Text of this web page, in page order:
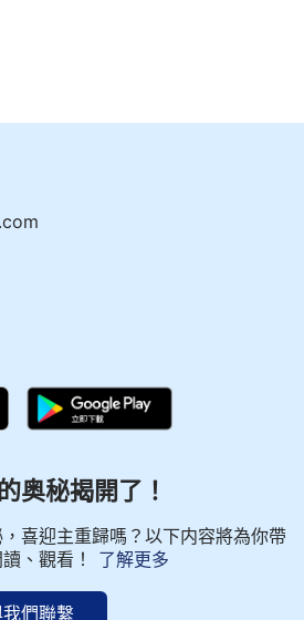
奥秘揭開了！
喜迎主重歸嗎？以下内容將為你帶
、觀看！
了解更多
們聯繫